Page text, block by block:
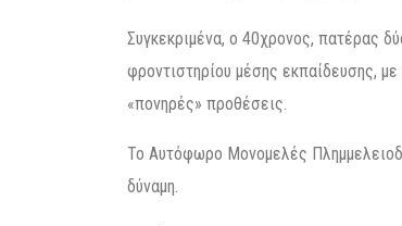
Συγκεκριμένα, ο 40χρονος, πατέρας
φροντιστηρίου μέσης εκπαίδευσης,
«πονηρές» προθέσεις.
Το Αυτόφωρο Μονομελές
δύναμη.